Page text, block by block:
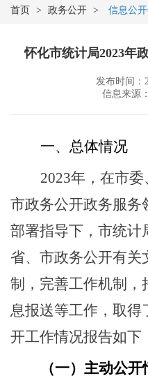
首页 > 政务公开 > 信息公
怀化市统计局2023年
发布时间：
信息来源
一、 总体情况
2023年，在市
市政务公开政务服务
部署指导下，市统计
省、市政务公开有关
制，完善工作机制，
息报送等工作，取得
开工作情况报告如下
（一）主动公开